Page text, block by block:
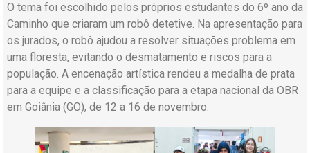
O tema foi escolhido pelos próprios estudantes do 6º ano da
Caminho que criaram um robô detetive. Na apresentação para
os jurados, o robô ajudou a resolver situações problema em
uma floresta, evitando o desmatamento e riscos para a
população. A encenação artística rendeu a medalha de prata
para a equipe e a classificação para a etapa nacional da OBR
em Goiânia (GO), de 12 a 16 de novembro.